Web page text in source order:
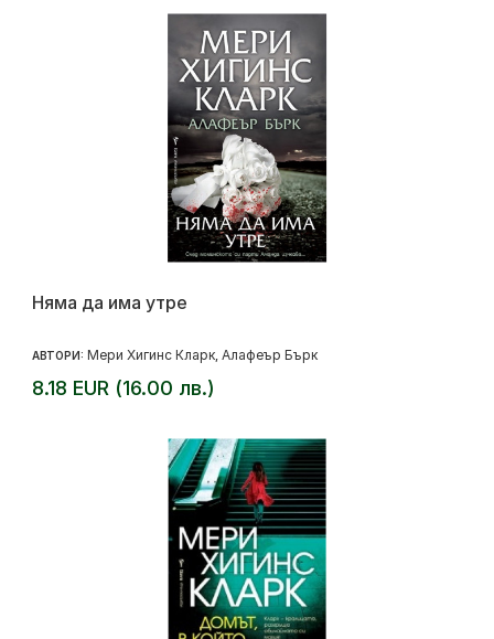
Няма да има утре
АВТОРИ: Мери Хигинс Кларк Алафеър Бърк
8.18 EUR (16.00 лв.)